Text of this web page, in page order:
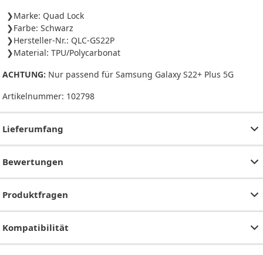
Marke: Quad Lock
Farbe: Schwarz
Hersteller-Nr.: QLC-GS22P
Material: TPU/Polycarbonat
ACHTUNG: Nur passend für Samsung Galaxy S22+ Plus 5G
Artikelnummer: 102798
Lieferumfang
Bewertungen
Produktfragen
Kompatibilität